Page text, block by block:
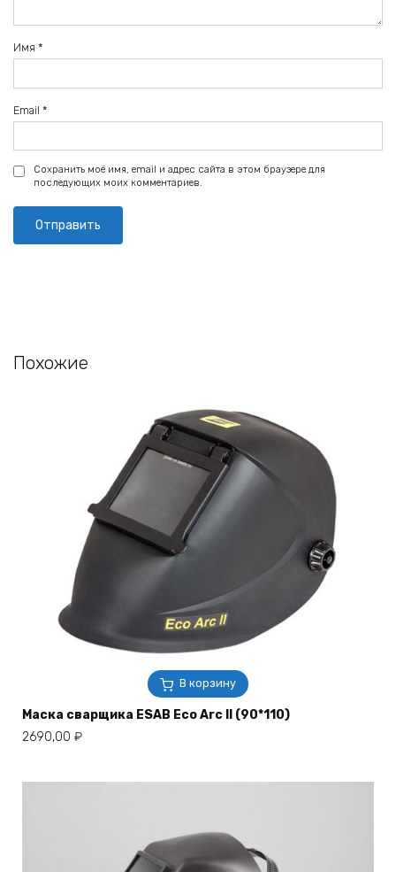
Имя *
Email *
Сохранить моё имя, email и адрес сайта в этом браузере для
последующих моих комментариев.
Похожие
В корзину
Маска сварщика ESAB Eco Arc II (90*110)
2690,00 ₽